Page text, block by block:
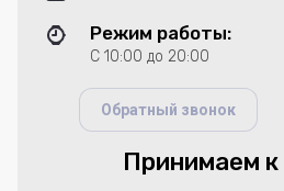
Режим работы:
С 10:00 до 20:00
Обратный звонок
Принимаем к